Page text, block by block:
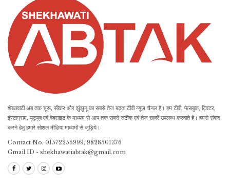
शेखावाटी अब तक चूरू, सीकर और झुंझुनू का सबसे तेज बढ़ता टीवी न्यूज़ चैनल है। हम टीवी, फेसबुक, ट्विटर,
इंस्टाग्राम, यूट्यूब एवं वेबसाइट के माध्यम से आप तक सबसे सटीक एवं तेज खबरें उपलब्ध करवाते है। हमसे संवाद
करने हेतु हमारे सोशल मीडिया माध्यमों से जुड़िये।
Contact No. 01572255999, 9828501376
Gmail ID - shekhawatiabtak@gmail.com